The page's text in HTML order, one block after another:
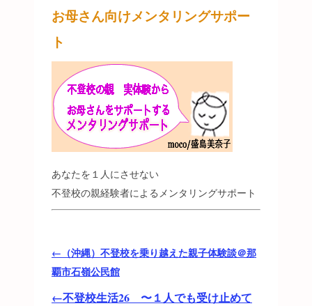
お母さん向けメンタリングサポー
ト
あなたを１人にさせない
不登校の親経験者によるメンタリングサポート
←（沖縄）不登校を乗り越えた親子体験談＠那
覇市石嶺公民館
←不登校生活26 〜１人でも受け止めて